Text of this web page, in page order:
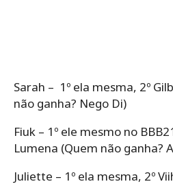
Sarah – 1º ela mesma, 2º
não ganha? Nego Di)
Fiuk – 1º ele mesmo no
Lumena (Quem não ganha?
Juliette – 1º ela mesma, 2º